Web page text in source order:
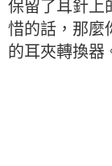
保留了耳針上
惜的話，那麼
的耳夾轉換器